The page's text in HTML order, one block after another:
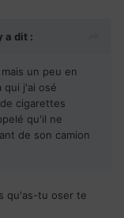
a dit :
un peu en
qui j'ai osé
cigarettes
qu'il ne
de son camion
qu'as-tu oser te